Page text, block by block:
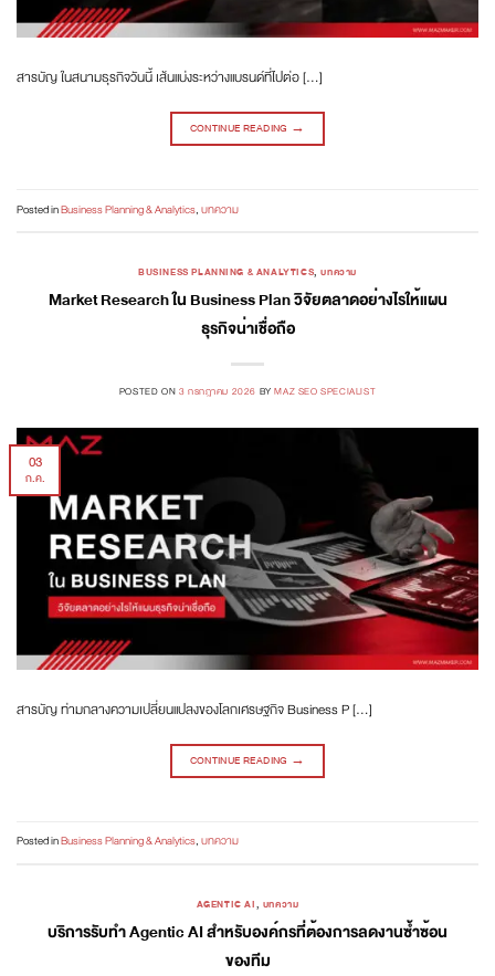
สารบัญ ในสนามธุรกิจวันนี้ เส้นแบ่งระหว่างแบรนด์ที่ไปต่อ […]
CONTINUE READING →
Posted inBusiness Planning & Analytics,บทความ
BUSINESS PLANNING & ANALYTICS,บทความ
Market Research ใน Business Plan วิจัยตลาดอย่างไรให้แผน
ธุรกิจน่าเชื่อถือ
POSTED ON 3 กรกฎาคม 2026 BYMAZ SEO SPECIALIST
03
ก.ค.
สารบัญ ท่ามกลางความเปลี่ยนแปลงของโลกเศรษฐกิจ Business P […]
CONTINUE READING →
Posted inBusiness Planning & Analytics,บทความ
AGENTIC AI, บทความ
บริการรับทำ Agentic AI สำหรับองค์กรที่ต้องการลดงานซ้ำซ้อน
ของทีม